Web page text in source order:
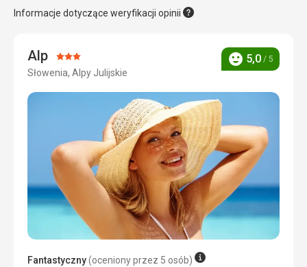
Informacje dotyczące weryfikacji opinii
Alp Ocena:
3/5
Słowenia, Alpy Julijskie
Ocena
5,0 / 5
Fantastyczny(oceniony przez 5 osób)